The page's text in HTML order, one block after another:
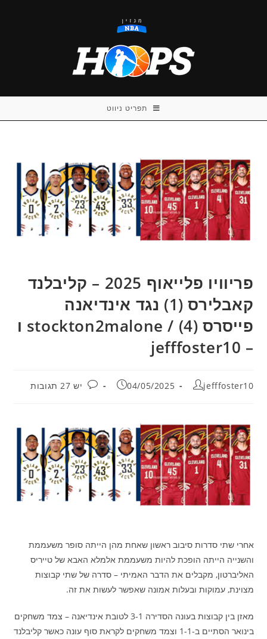
תפריט ניווט
פריוויו פלייאוף 2025 – קליבלנד
קאבלירס (1) נגד אינדיאנה
פייסרס (4) / stockton2malone ו
– jefffoster10
מחבר:
jefffoster10 פורסם:
04/05/2025 תגובות:
יש 27 תגובות
אחרי שתי סדרות סיבוב ראשון שאחת מהן הייתה סופר משעממת
והשנייה הייתה הופכת להיות משעממת אלמלא האבא של טייריס
האליברטון, מקבלים את הדבר האמיתי – סדרה של שתי קבוצות
מצוינת, עמוקות ובעלות אמונה שאפשר לעשות את זה.
מאזן בין קבוצות בעונה הסדירה 3-1 לטובת אינדיאנה – צמד משחקים
בינואר הסתיים ב-1-1 וצמד משחקים לקראת סוף עונה כאשר קליבלנד